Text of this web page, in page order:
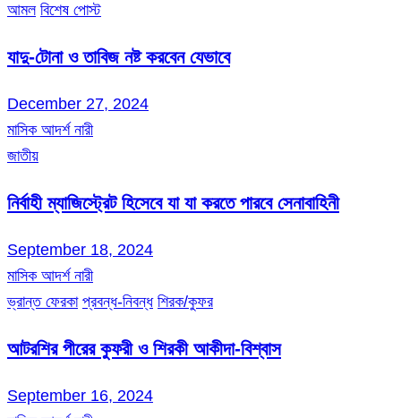
আমল বিশেষ পোস্ট
যাদু-টোনা ও তাবিজ নষ্ট করবেন যেভাবে
December 27, 2024
মাসিক আদর্শ নারী
জাতীয়
নির্বাহী ম্যাজিস্ট্রেট হিসেবে যা যা করতে পারবে সেনাবাহিনী
September 18, 2024
মাসিক আদর্শ নারী
ভ্রান্ত ফেরকা প্রবন্ধ-নিবন্ধ শিরক/কুফর
আটরশির পীরের কুফরী ও শিরকী আকীদা-বিশ্বাস
September 16, 2024